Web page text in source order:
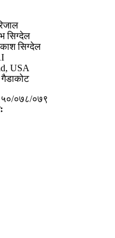
सिग्देल
सिग्देल
USA
०७८/०७९